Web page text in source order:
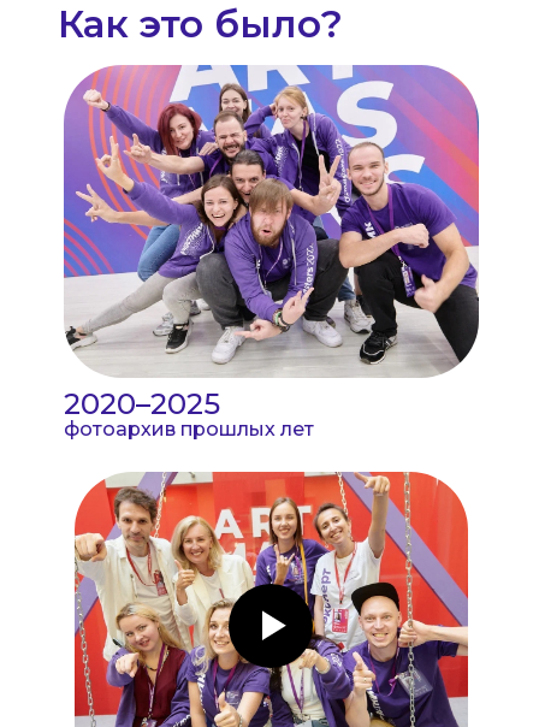
Как это было?
фотоархив прошлых лет
2020–2025